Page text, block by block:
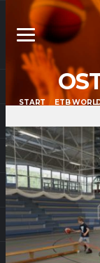
START ETB